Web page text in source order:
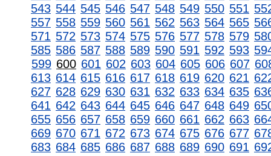
543 544 545 546 547 548 549 550 551
557 558 559 560 561 562 563 564 565
571 572 573 574 575 576 577 578 579
585 586 587 588 589 590 591 592 593
599 600 601 602 603 604 605 606 607
613 614 615 616 617 618 619 620 621
627 628 629 630 631 632 633 634 635
641 642 643 644 645 646 647 648 649
655 656 657 658 659 660 661 662 663
669 670 671 672 673 674 675 676 677
683 684 685 686 687 688 689 690 691